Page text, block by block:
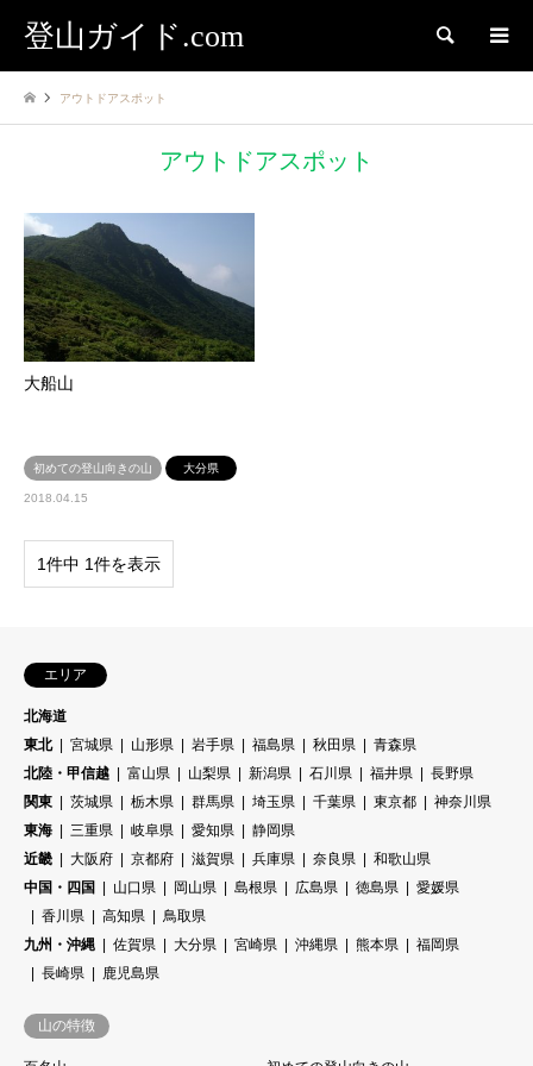
登山ガイド.com 検索
アウトドアスポット
アウトドアスポット
大船山
初めての登山向きの山 大分県
2018.04.15
1件中 1件を表示
エリア
北海道
東北
宮城県 山形県 岩手県 福島県 秋田県
青森県
北陸・甲信越
富山県 山梨県 新潟県 石川県 福井県
長野県
関東
茨城県 栃木県 群馬県 埼玉県 千葉県 東京都
神奈川県
東海
三重県 岐阜県 愛知県
静岡県
近畿
大阪府 京都府 滋賀県 兵庫県 奈良県
和歌山県
中国・四国
山口県 岡山県 島根県 広島県 徳島県
愛媛県
香川県
高知県
鳥取県
九州・沖縄
佐賀県 大分県 宮崎県 沖縄県 熊本県
福岡県
長崎県
鹿児島県
山の特徴